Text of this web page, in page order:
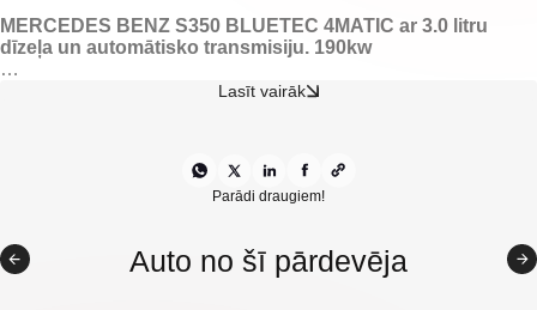
MERCEDES BENZ S350 BLUETEC 4MATIC ar 3.0 litru
dīzeļa un automātisko transmisiju. 190kw
-El. regulējams ādas recaro salons ar atmiņu.
-Elektriski vadāmi sānu spoguļi.
-Kruīzkontrole.
-Mercedes multimedia.
Lasīt vairāk
Parādi draugiem!
Auto no šī pārdevēja